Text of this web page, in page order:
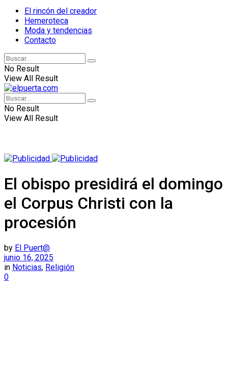
El rincón del creador
Hemeroteca
Moda y tendencias
Contacto
No Result
View All Result
No Result
View All Result
El obispo presidirá el domingo
el Corpus Christi con la
procesión
by El Puert@
junio 16, 2025
in Noticias, Religión
0